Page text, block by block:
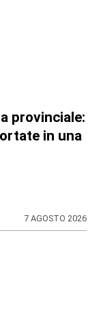
provinciale:
in una
7 AGOSTO 2026